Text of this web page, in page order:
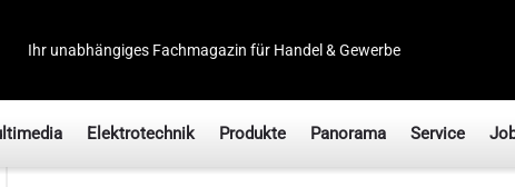
Ihr unabhängiges Fachmagazin für Handel & Gewerbe
Elektrotechnik Produkte Panorama Service